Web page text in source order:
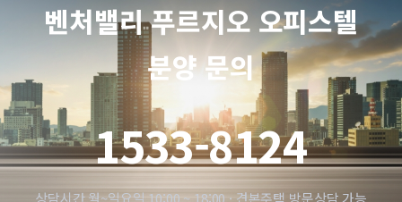
벤처밸리 푸르지오 오피스텔
분양 문의
1533-8124
상담시간 월~일요일 10:00 ~ 18:00 · 견본주택 방문상담 가능